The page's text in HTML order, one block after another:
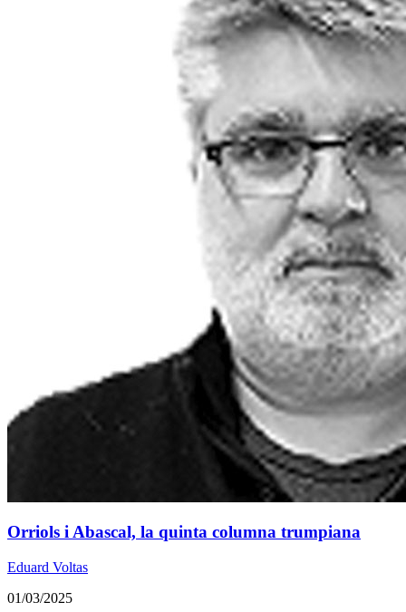
Orriols i Abascal, la quinta columna trumpiana
Eduard Voltas
01/03/2025